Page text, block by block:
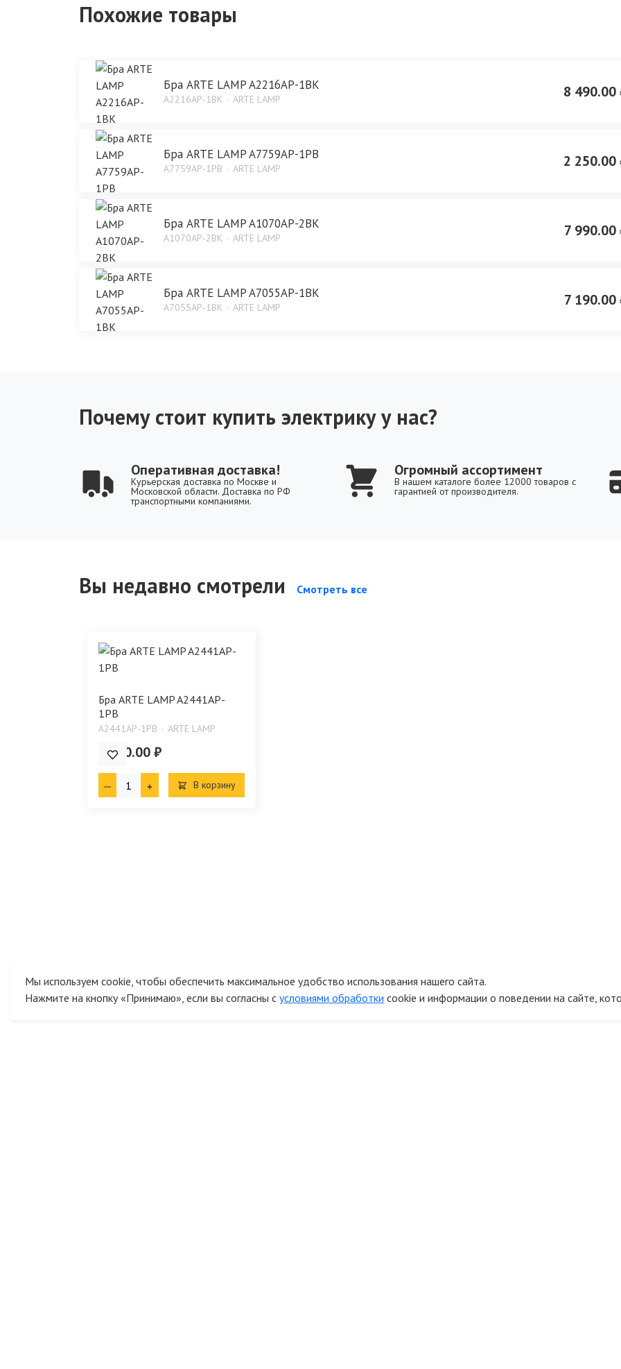
Похожие товары
Бра ARTE LAMP A2216AP-1BK
A2216AP-1BK ARTE LAMP 8 490.00
Бра ARTE LAMP A7759AP-1PB
A7759AP-1PB ARTE LAMP 2 250.00
Бра ARTE LAMP A1070AP-2BK
A1070AP-2BK ARTE LAMP 7 990.00
Бра ARTE LAMP A7055AP-1BK
A7055AP-1BK ARTE LAMP 7 190.00
Почему стоит купить электрику у нас?
Оперативная доставка!
Курьерская доставка по Москве и
Московской области. Доставка по РФ
транспортными компаниями.
Огромный ассортимент
В нашем каталоге более 12000 товаров с
гарантией от производителя.
Вы недавно смотрели Смотреть все
Бра ARTE LAMP A2441AP-
1PB
A2441AP-1PB ARTE LAMP
7 490.00 ₽
В корзину
Мы используем cookie, чтобы обеспечить максимальное удобство использования нашего сайта.
Нажмите на кнопку «Принимаю», если вы согласны с условиями обработки cookie и информации о поведении на сайте,